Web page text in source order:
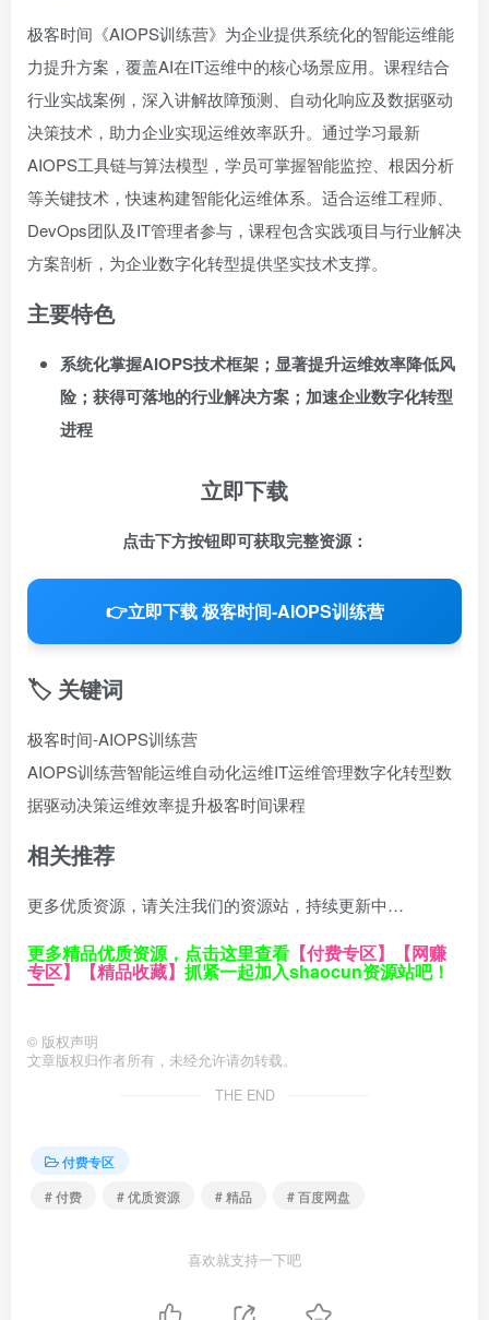
极客时间《AIOPS训练营》为企业提供系统化的智能运维能
力提升方案，覆盖AI在IT运维中的核心场景应用。课程结合
行业实战案例，深入讲解故障预测、自动化响应及数据驱动
决策技术，助力企业实现运维效率跃升。通过学习最新
AIOPS工具链与算法模型，学员可掌握智能监控、根因分析
等关键技术，快速构建智能化运维体系。适合运维工程师、
DevOps团队及IT管理者参与，课程包含实践项目与行业解决
方案剖析，为企业数字化转型提供坚实技术支撑。
主要特色
系统化掌握AIOPS技术框架；显著提升运维效率降低风
险；获得可落地的行业解决方案；加速企业数字化转型
进程
立即下载
点击下方按钮即可获取完整资源：
👉立即下载 极客时间-AIOPS训练营
🏷️ 关键词
极客时间-AIOPS训练营
AIOPS训练营智能运维自动化运维IT运维管理数字化转型数
据驱动决策运维效率提升极客时间课程
相关推荐
更多优质资源，请关注我们的资源站，持续更新中…
更多精品优质资源，点击这里查看 【付费专区】 【网赚
专区】 【精品收藏】 抓紧一起加入shaocun资源站吧！
© 版权声明
文章版权归作者所有，未经允许请勿转载。
THE END
付费专区
# 付费
# 优质资源 # 精品 # 百度网盘
喜欢就支持一下吧